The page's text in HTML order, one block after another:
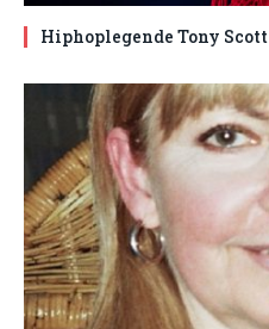
Hiphoplegende Tony